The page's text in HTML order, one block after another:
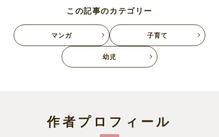
この記事のカテゴリー
マンガ 子育て
幼児
作者プロフィール